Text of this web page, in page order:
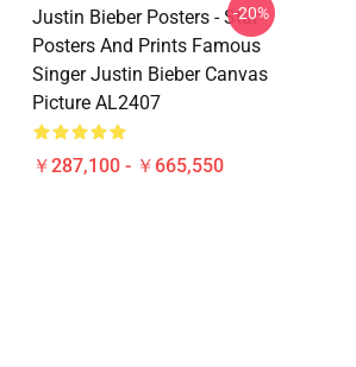
Justin Bieber Posters - Star
Posters And Prints Famous
Singer Justin Bieber Canvas
Picture AL2407
￥287,100 - ￥665,550
-20%